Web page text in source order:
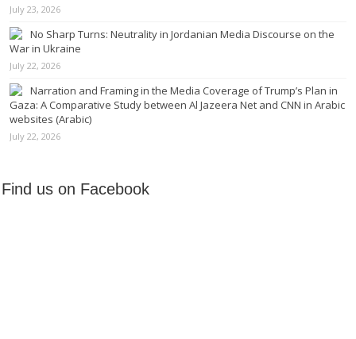
July 23, 2026
No Sharp Turns: Neutrality in Jordanian Media Discourse on the
War in Ukraine
July 22, 2026
Narration and Framing in the Media Coverage of Trump’s Plan in
Gaza: A Comparative Study between Al Jazeera Net and CNN in Arabic
websites (Arabic)
July 22, 2026
Find us on Facebook